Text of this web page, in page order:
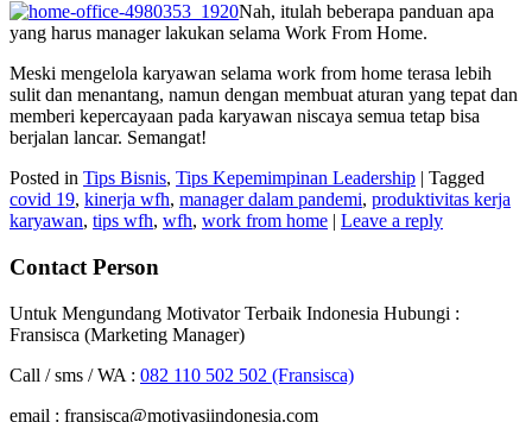
Nah, itulah beberapa panduan apa
yang harus manager lakukan selama Work From Home.
Meski mengelola karyawan selama work from home terasa lebih
sulit dan menantang, namun dengan membuat aturan yang tepat dan
memberi kepercayaan pada karyawan niscaya semua tetap bisa
berjalan lancar. Semangat!
Posted in Tips Bisnis, Tips Kepemimpinan Leadership | Tagged
covid 19, kinerja wfh, manager dalam pandemi, produktivitas kerja
karyawan, tips wfh, wfh, work from home | Leave a reply
Contact Person
Untuk Mengundang Motivator Terbaik Indonesia Hubungi :
Fransisca (Marketing Manager)
Call / sms / WA : 082 110 502 502 (Fransisca)
email : fransisca@motivasiindonesia.com